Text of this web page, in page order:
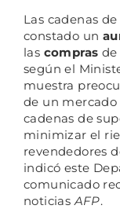
Las cadenas
constado un
las compras de
según el
muestra
de un mercado
cadenas de
minimizar el
revendedores
indicó este
comunicado
noticiasAFP.